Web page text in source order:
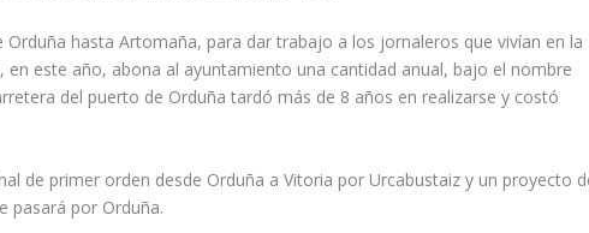
Orduña hasta Artomaña, para dar trabajo a los jornaleros que vivían en la
en este año, abona al ayuntamiento una cantidad anual, bajo el nombre
del puerto de Orduña tardó más de 8 años en realizarse y costó
de primer orden desde Orduña a Vitoria por Urcabustaiz y un proyecto
pasará por Orduña.